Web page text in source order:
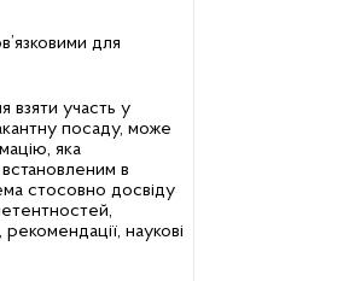
для
взяти участь у
посаду, може
яка
встановленим в
стосовно досвіду
наукові